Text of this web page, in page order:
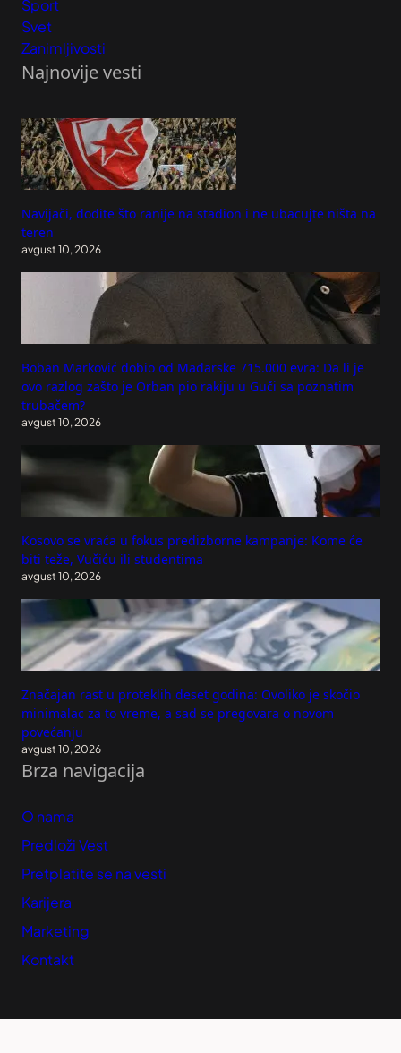
Sport
Svet
Zanimljivosti
Najnovije vesti
Navijači, dođite što ranije na stadion i ne ubacujte ništa na
teren
avgust 10, 2026
Boban Marković dobio od Mađarske 715.000 evra: Da li je
ovo razlog zašto je Orban pio rakiju u Guči sa poznatim
trubačem?
avgust 10, 2026
Kosovo se vraća u fokus predizborne kampanje: Kome će
biti teže, Vučiću ili studentima
avgust 10, 2026
Značajan rast u proteklih deset godina: Ovoliko je skočio
minimalac za to vreme, a sad se pregovara o novom
povećanju
avgust 10, 2026
Brza navigacija
O nama
Predloži Vest
Pretplatite se na vesti
Karijera
Marketing
Kontakt